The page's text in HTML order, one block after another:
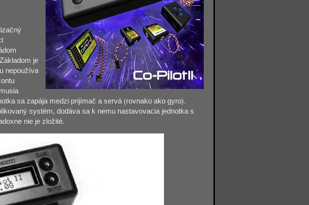
je
nepoužíva
sa zapája medzi prijímač a servá (rovnako ako gyro).
systém, dodáva sa k nemu nastavovacia jednotka s
nie je zložité.